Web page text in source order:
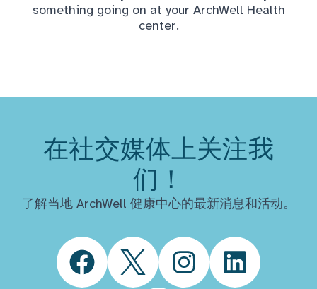
something going on at your ArchWell Health
center.
在社交媒体上关注我
们！
了解当地 ArchWell 健康中心的最新消息和活动。
FacebookTwitter InstagramLinkedIn